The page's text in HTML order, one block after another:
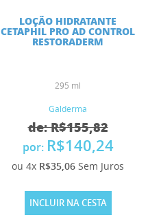
LOÇÃO HIDRATANTE
CETAPHIL PRO AD CONTROL
RESTORADERM
295 ml
Galderma
de: R$155,82
por: R$140,24
ou 4x R$35,06 Sem Juros
INCLUIR NA CESTA